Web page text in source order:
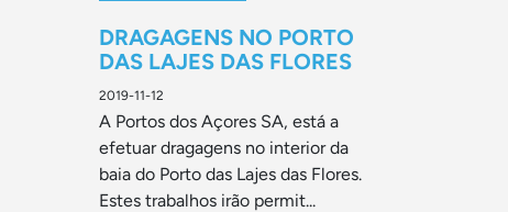
DRAGAGENS NO PORTO
DAS LAJES DAS FLORES
2019-11-12
A Portos dos Açores SA, está a
efetuar dragagens no interior da
baia do Porto das Lajes das Flores.
Estes trabalhos irão permit...